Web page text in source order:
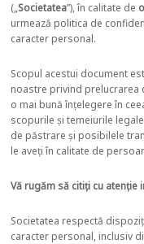
(„Societatea”), în calitate de
urmează politica de
caracter personal.
Scopul acestui document
noastre privind prelucrarea
o mai bună înțelegere în
scopurile și temeiurile
de păstrare și posibilele
le aveți în calitate de
Vă rugăm să citiți cu
Societatea respectă
caracter personal, inclusiv